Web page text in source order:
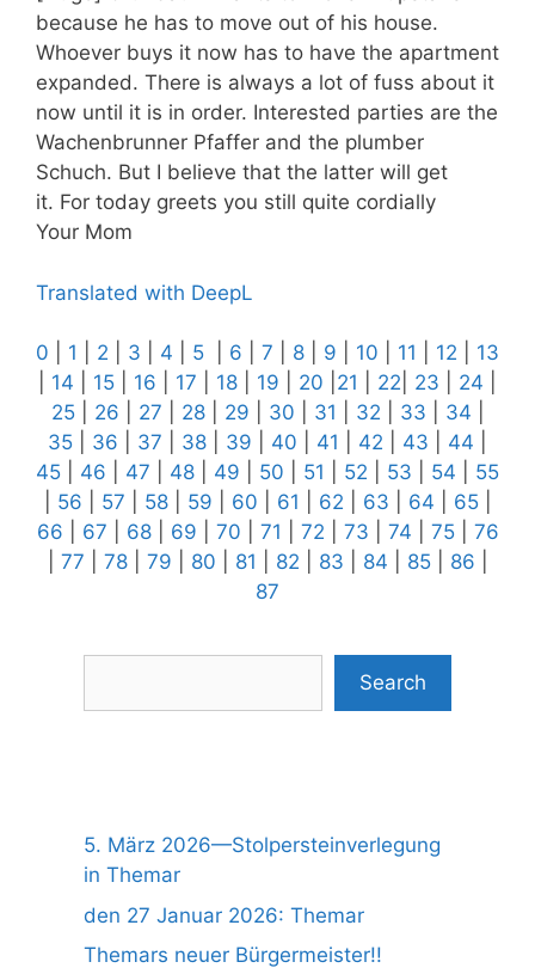
because he has to move out of his house.
Whoever buys it now has to have the apartment
expanded. There is always a lot of fuss about it
now until it is in order. Interested parties are the
Wachenbrunner Pfaffer and the plumber
Schuch. But I believe that the latter will get
it. For today greets you still quite cordially
Your Mom
Translated with DeepL
0 1 2 3 4 5 6 7 8 9 10 11 12
13
14 15 16 17 18 19 20 21 22 23 24
25| 26 27 28| 29 30 31 32 33 34
35
36 37 38 39 40 41 42 43 44
45
46 47 48 49 50 51 52 53 54
55
56 57 58| 59 60 61 62 63 64 65|
66
67 68| 69 70 71 72 73 74 75| 76
77 78| 79 80 81 82 83 84 85| 86
87
Search
5. März 2026—Stolpersteinverlegung
in Themar
den 27 Januar 2026: Themar
Themars neuer Bürgermeister!!